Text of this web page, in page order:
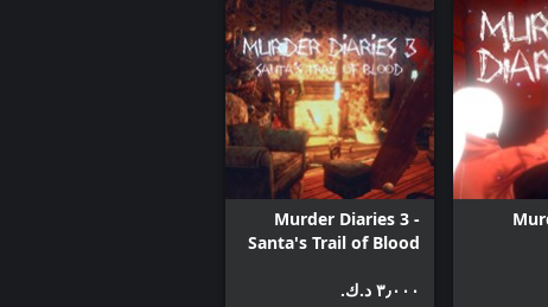
Murder Diaries 3 -
Santa's Trail of Blood
٣٫٠٠٠ د.ك.‏